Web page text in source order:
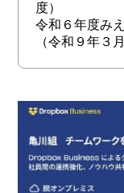
令和６年度み
（令和９年３